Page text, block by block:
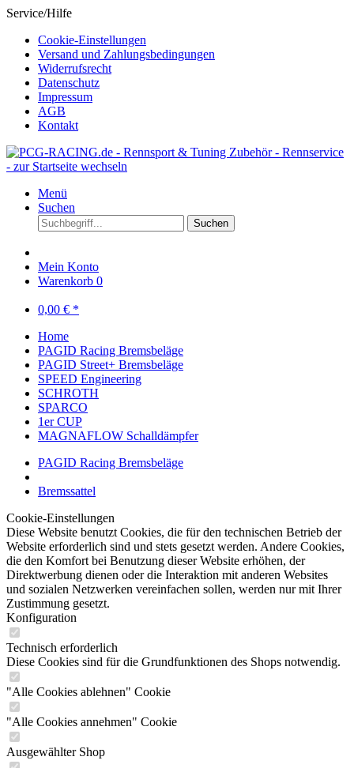
Service/Hilfe
Cookie-Einstellungen
Versand und Zahlungsbedingungen
Widerrufsrecht
Datenschutz
Impressum
AGB
Kontakt
Menü
Suchen
Suchen
Mein Konto
Warenkorb 0
0,00 € *
Home
PAGID Racing Bremsbeläge
PAGID Street+ Bremsbeläge
SPEED Engineering
SCHROTH
SPARCO
1er CUP
MAGNAFLOW Schalldämpfer
PAGID Racing Bremsbeläge
Bremssattel
Cookie-Einstellungen
Diese Website benutzt Cookies, die für den technischen Betrieb der
Website erforderlich sind und stets gesetzt werden. Andere Cookies,
die den Komfort bei Benutzung dieser Website erhöhen, der
Direktwerbung dienen oder die Interaktion mit anderen Websites
und sozialen Netzwerken vereinfachen sollen, werden nur mit Ihrer
Zustimmung gesetzt.
Konfiguration
Technisch erforderlich
Diese Cookies sind für die Grundfunktionen des Shops notwendig.
"Alle Cookies ablehnen" Cookie
"Alle Cookies annehmen" Cookie
Ausgewählter Shop